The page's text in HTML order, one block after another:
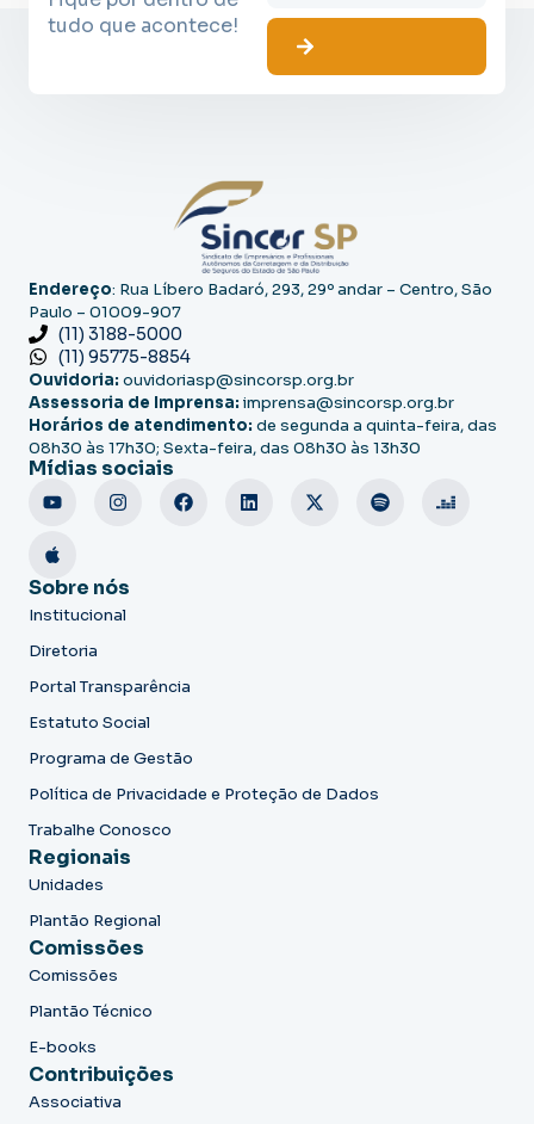
tudo que acontece!
Endereço: Rua Líbero Badaró, 293, 29º andar – Centro, São
Paulo – 01009-907
(11) 3188-5000
(11) 95775-8854
Ouvidoria: ouvidoriasp@sincorsp.org.br
Assessoria de Imprensa: imprensa@sincorsp.org.br
Horários de atendimento: de segunda a quinta-feira, das
08h30 às 17h30; Sexta-feira, das 08h30 às 13h30
Mídias sociais
Sobre nós
Institucional
Diretoria
Portal Transparência
Estatuto Social
Programa de Gestão
Política de Privacidade e Proteção de Dados
Trabalhe Conosco
Regionais
Unidades
Plantão Regional
Comissões
Comissões
Plantão Técnico
E-books
Contribuições
Associativa